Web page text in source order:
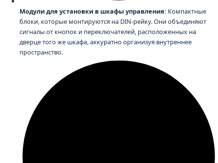
Модули для установки в шкафы управления: Компактные
блоки, которые монтируются на DIN-рейку. Они объединяют
сигналы от кнопок и переключателей, расположенных на
дверце того же шкафа, аккуратно организуя внутреннее
пространство.